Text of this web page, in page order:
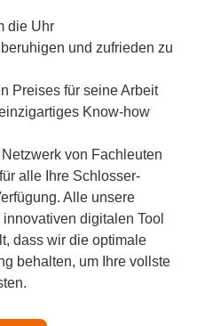
die Uhr
und zufrieden zu
Preises für seine Arbeit
Know-how
von Fachleuten
alle Ihre Schlosser-
Alle unsere
digitalen Tool
dass wir die optimale
behalten, um Ihre vollste